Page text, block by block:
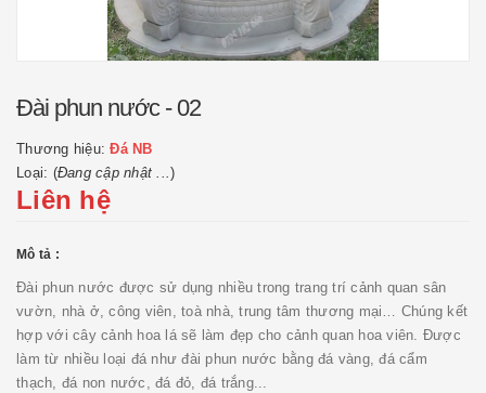
Đài phun nước - 02
Thương hiệu:Đá NB
Loại: (Đang cập nhật ...)
Liên hệ
Mô tả :
Đài phun nước được sử dụng nhiều trong trang trí cảnh quan sân
vườn, nhà ở, công viên, toà nhà, trung tâm thương mại… Chúng kết
hợp với cây cảnh hoa lá sẽ làm đẹp cho cảnh quan hoa viên. Được
làm từ nhiều loại đá như đài phun nước bằng đá vàng, đá cẩm
thạch, đá non nước, đá đỏ, đá trắng...